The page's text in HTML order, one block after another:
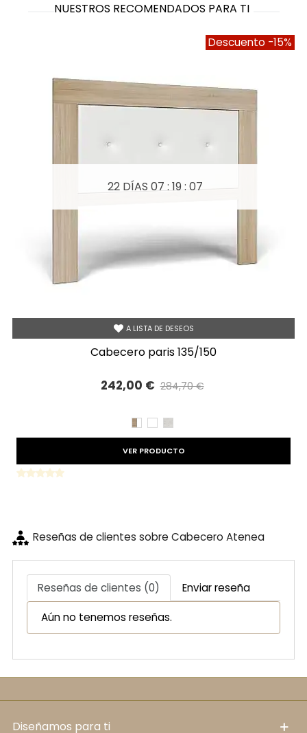
NUESTROS RECOMENDADOS PARA TI
Descuento -15%
A LISTA DE DESEOS
22 DÍAS 07 : 19 : 07
cabecero paris 135/150
242,00 € 284,70 €
CAMBRIAN/BLANCO
BLANCO
VER PRODUCTO
Reseñas de clientes sobre Cabecero Atenea
Reseñas de clientes (0) Enviar reseña
Aún no tenemos reseñas.
diseñamos para ti